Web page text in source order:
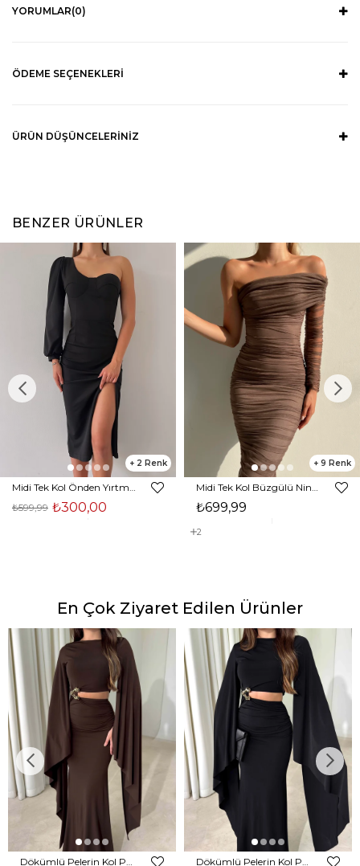
YORUMLAR(0)
ÖDEME SEÇENEKLERI
ÜRÜN DÜŞÜNCELERINIZ
BENZER ÜRÜNLER
2
₺300,00
₺599,99
9
₺699,99
2
En Çok Ziyaret Edilen Ürünler